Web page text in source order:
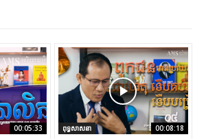
00:05:33 ពុទ្ធសាសនា 00:08:18